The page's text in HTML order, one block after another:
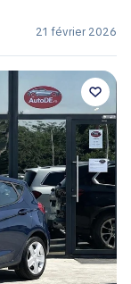
21 février 2026